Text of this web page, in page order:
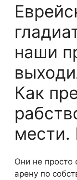
наши
Как
мести.
Они не
арену по